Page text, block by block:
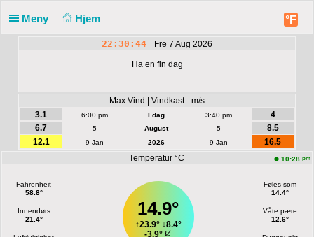
Meny Hjem °F
22:30:45 Fre 7 Aug 2026
Ha en fin dag
Max Vind | Vindkast - m/s
3.1
6:00 pm I dag 3:40 pm
4
6.7
5 August 5
8.5
12.1
9 Jan 2026 9 Jan
16.5
Temperatur °C
10:28 pm
Fahrenheit
58.8°
Innendørs
21.4°
14.9°
↑23.9°↓8.4°
-3.9°
Føles som
14.4°
Våte pære
12.6°